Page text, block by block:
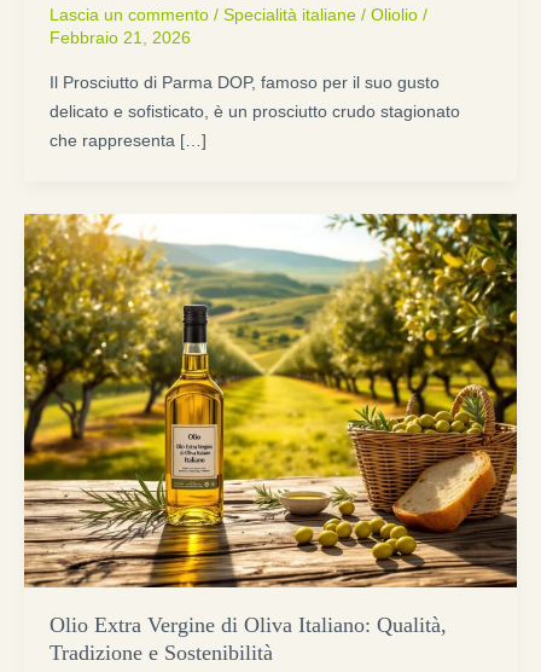
Lascia un commento / Specialità italiane/ Oliolio /
Febbraio 21, 2026
Il Prosciutto di Parma DOP, famoso per il suo gusto
delicato e sofisticato, è un prosciutto crudo stagionato
che rappresenta […]
Olio Extra Vergine di Oliva Italiano: Qualità,
Tradizione e Sostenibilità